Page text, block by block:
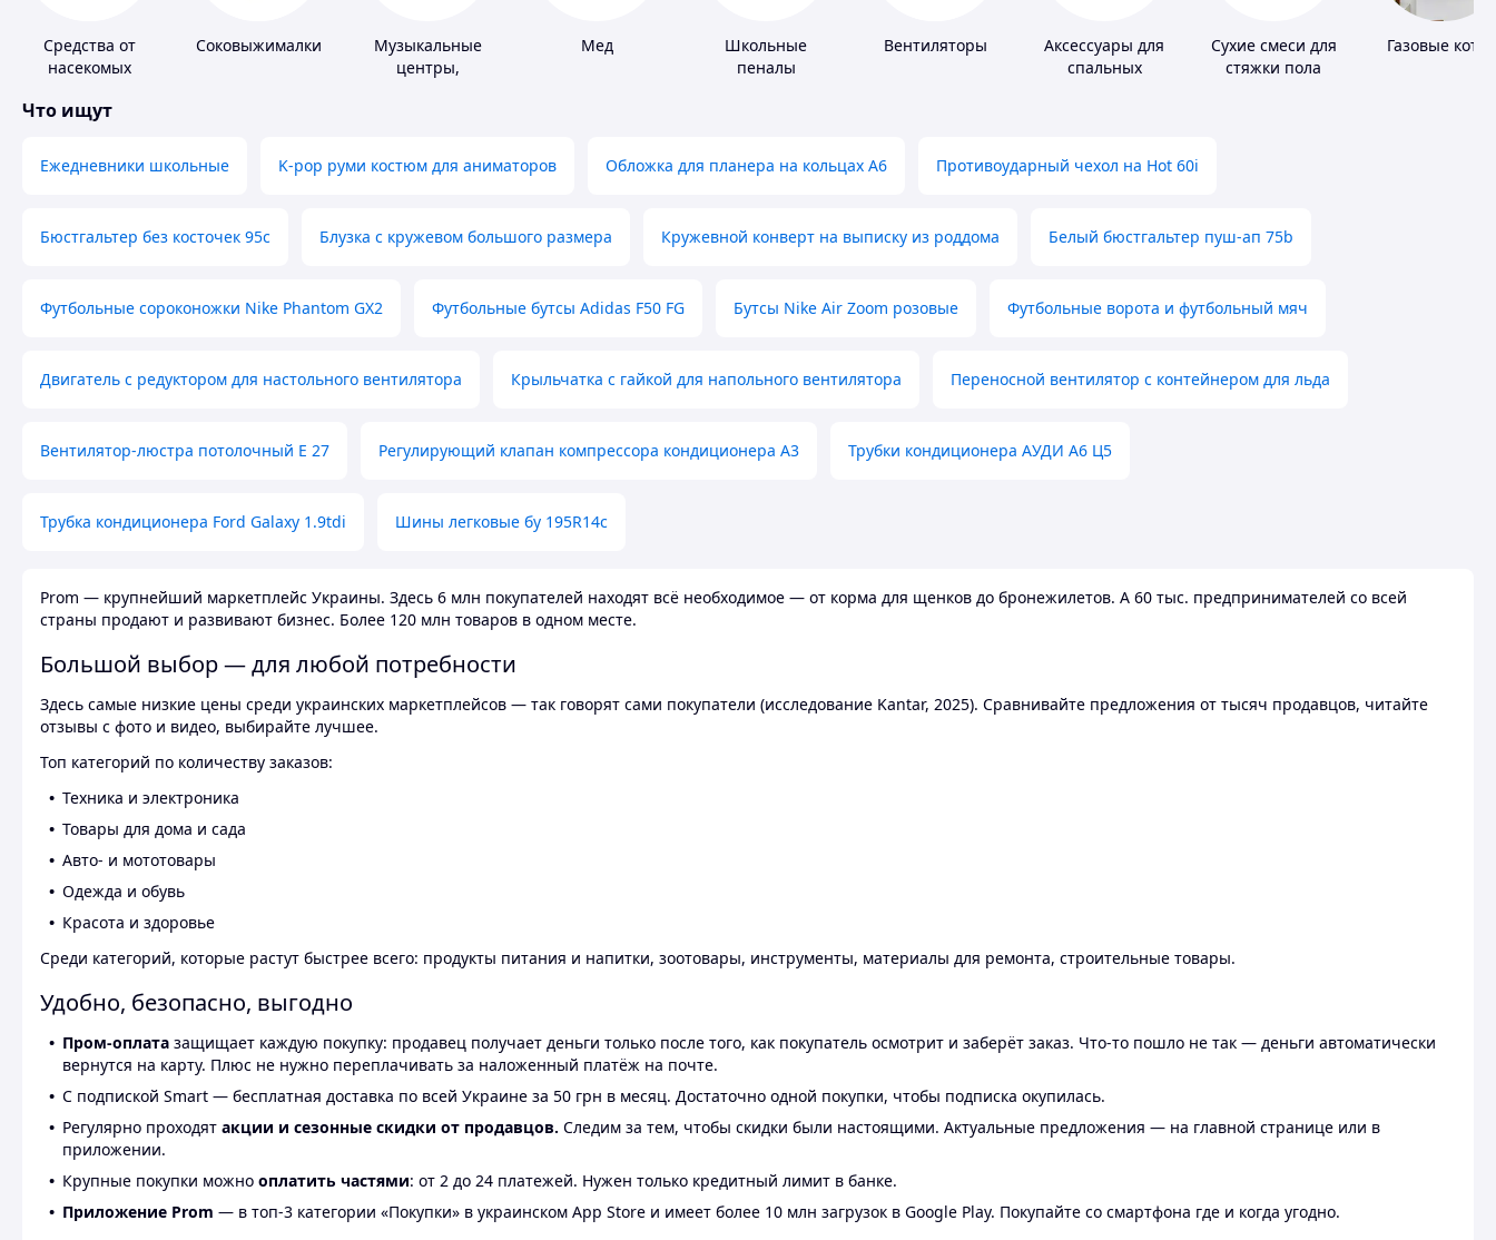
Средства от
насекомых
Соковыжималки
Музыкальные
центры,
Мед
Школьные
пеналы
Вентиляторы
Аксессуары для
спальных
Сухие смеси для
стяжки пола
Газовые
Что ищут
Ежедневники школьные K-pop руми костюм для аниматоров Обложка для планера на кольцах А6 Противоударный чехол на Hot 60i
Бюстгальтер без косточек 95с Блузка с кружевом большого размера Кружевной конверт на выписку из роддома Белый бюстгальтер пуш-ап 75b
Футбольные сороконожки Nike Phantom GX2 Футбольные бутсы Adidas F50 FG Бутсы Nike Air Zoom розовые Футбольные ворота и футбольный мяч
Двигатель с редуктором для настольного вентилятора Крыльчатка с гайкой для напольного вентилятора Переносной вентилятор с контейнером для льда
Вентилятор-люстра потолочный E 27 Регулирующий клапан компрессора кондиционера А3 Трубки кондиционера АУДИ А6 Ц5
Трубка кондиционера Ford Galaxy 1.9tdi Шины легковые бу 195R14c
Prom — крупнейший маркетплейс Украины. Здесь 6 млн покупателей находят всё необходимое — от корма для щенков до бронежилетов. А 60 тыс. предпринимателей со всей
страны продают и развивают бизнес. Более 120 млн товаров в одном месте.
Большой выбор — для любой потребности
Здесь самые низкие цены среди украинских маркетплейсов — так говорят сами покупатели (исследование Kantar, 2025). Сравнивайте предложения от тысяч продавцов, читайте
отзывы с фото и видео, выбирайте лучшее.
Топ категорий по количеству заказов:
Техника и электроника
Товары для дома и сада
Авто- и мототовары
Одежда и обувь
Красота и здоровье
Среди категорий, которые растут быстрее всего: продукты питания и напитки, зоотовары, инструменты, материалы для ремонта, строительные товары.
Удобно, безопасно, выгодно
Пром-оплата защищает каждую покупку: продавец получает деньги только после того, как покупатель осмотрит и заберёт заказ. Что-то пошло не так — деньги автоматически
вернутся на карту. Плюс не нужно переплачивать за наложенный платёж на почте.
С подпиской Smart — бесплатная доставка по всей Украине за 50 грн в месяц. Достаточно одной покупки, чтобы подписка окупилась.
Регулярно проходят акции и сезонные скидки от продавцов. Следим за тем, чтобы скидки были настоящими. Актуальные предложения — на главной странице или в
приложении.
Крупные покупки можно оплатить частями: от 2 до 24 платежей. Нужен только кредитный лимит в банке.
Приложение Prom — в топ-3 категории «Покупки» в украинском App Store и имеет более 10 млн загрузок в Google Play. Покупайте со смартфона где и когда угодно.